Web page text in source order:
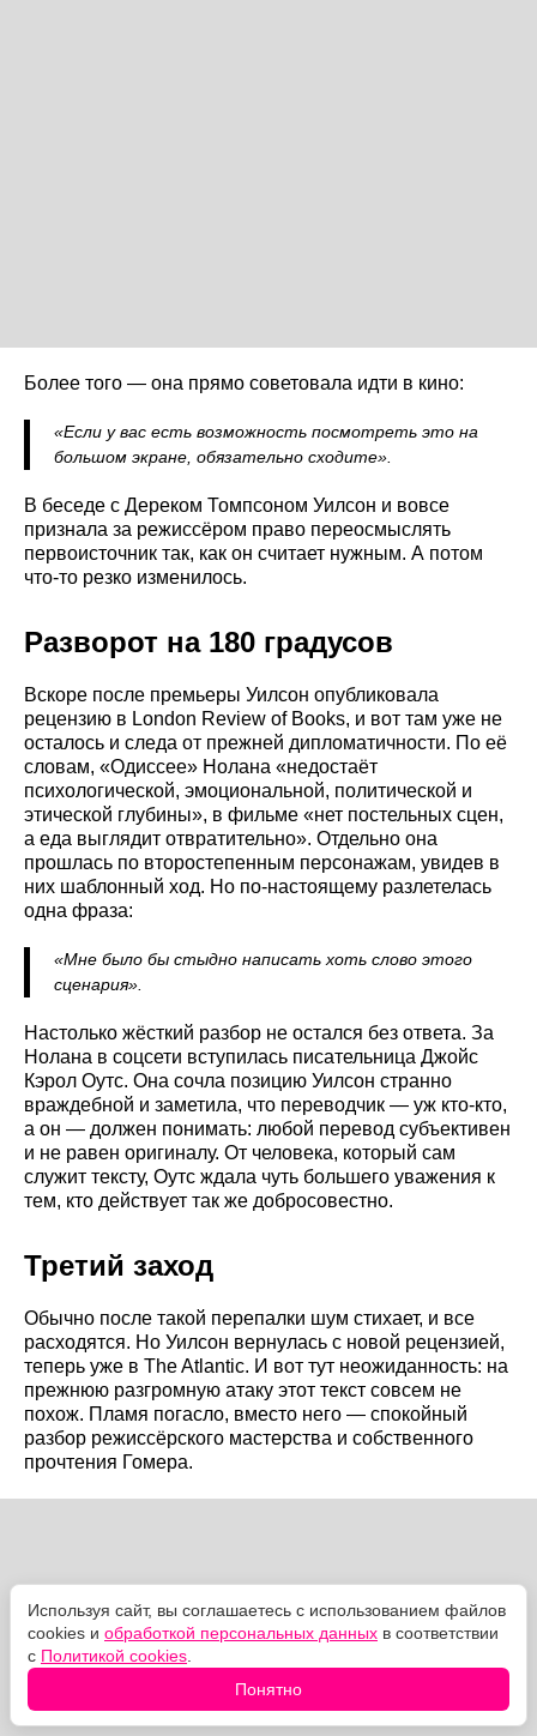
Более того — она прямо советовала идти в кино:
«Если у вас есть возможность посмотреть это на
большом экране, обязательно сходите».
В беседе с Дереком Томпсоном Уилсон и вовсе
признала за режиссёром право переосмыслять
первоисточник так, как он считает нужным. А потом
что-то резко изменилось.
Разворот на 180 градусов
Вскоре после премьеры Уилсон опубликовала
рецензию в London Review of Books, и вот там уже не
осталось и следа от прежней дипломатичности. По её
словам, «Одиссее» Нолана «недостаёт
психологической, эмоциональной, политической и
этической глубины», в фильме «нет постельных сцен,
а еда выглядит отвратительно». Отдельно она
прошлась по второстепенным персонажам, увидев в
них шаблонный ход. Но по-настоящему разлетелась
одна фраза:
«Мне было бы стыдно написать хоть слово этого
сценария».
Настолько жёсткий разбор не остался без ответа. За
Нолана в соцсети вступилась писательница Джойс
Кэрол Оутс. Она сочла позицию Уилсон странно
враждебной и заметила, что переводчик — уж кто-кто,
а он — должен понимать: любой перевод субъективен
и не равен оригиналу. От человека, который сам
служит тексту, Оутс ждала чуть большего уважения к
тем, кто действует так же добросовестно.
Третий заход
Обычно после такой перепалки шум стихает, и все
расходятся. Но Уилсон вернулась с новой рецензией,
теперь уже в The Atlantic. И вот тут неожиданность: на
прежнюю разгромную атаку этот текст совсем не
похож. Пламя погасло, вместо него — спокойный
разбор режиссёрского мастерства и собственного
прочтения Гомера.
Используя сайт, вы соглашаетесь с использованием файлов
cookies и обработкой персональных данных в соответствии
с Политикой cookies
Понятно